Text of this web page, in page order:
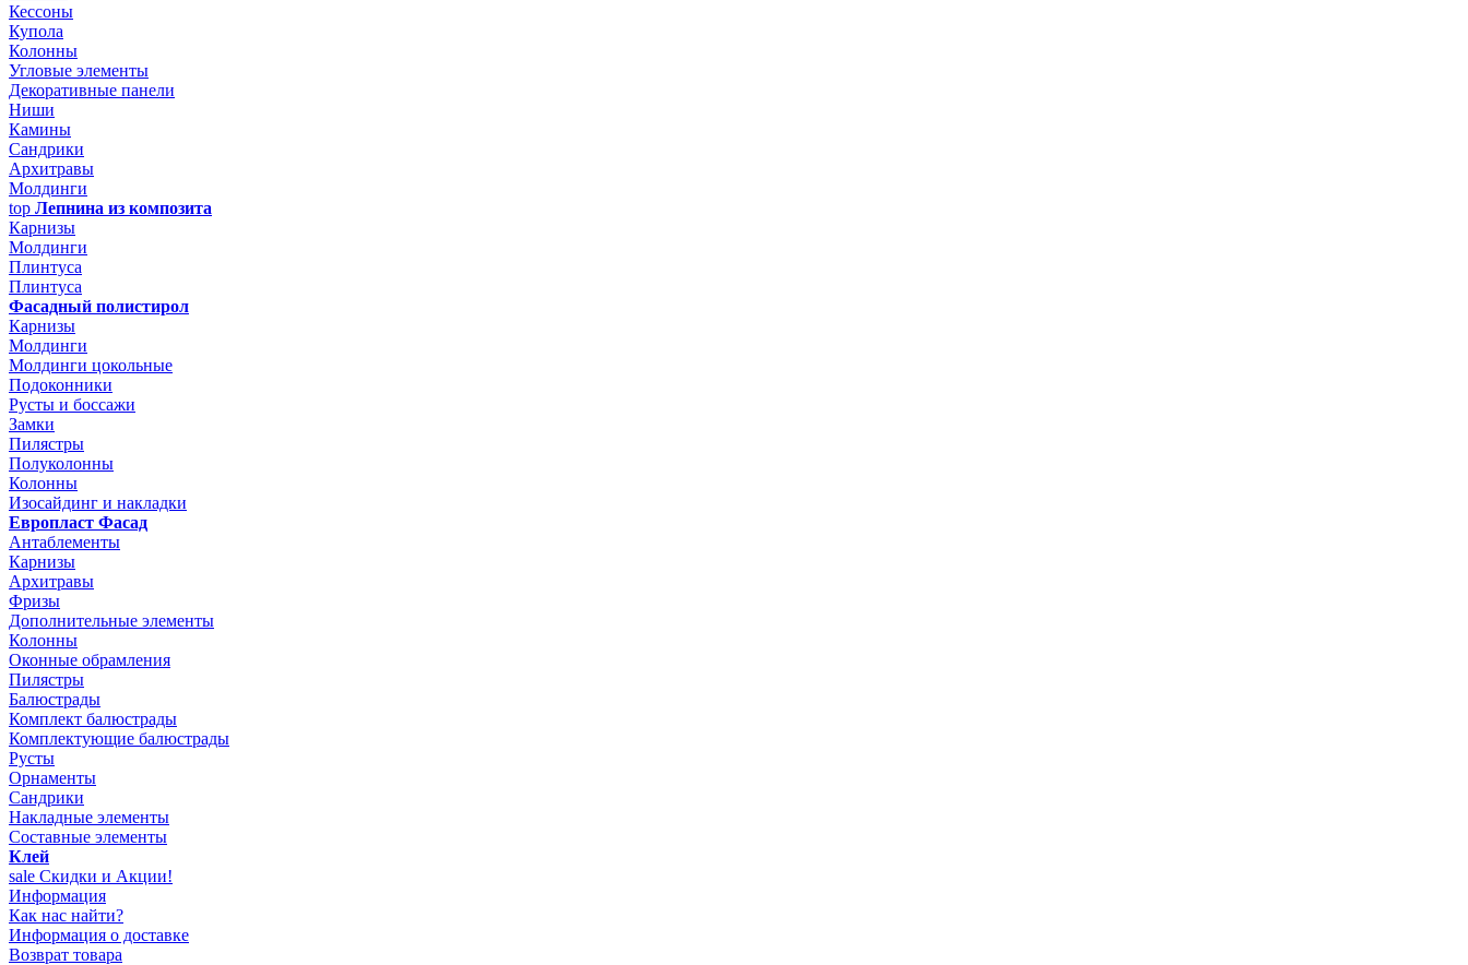
Кессоны
Купола
Колонны
Угловые элементы
Декоративные панели
Ниши
Камины
Сандрики
Архитравы
Молдинги
top Лепнина из композита
Карнизы
Молдинги
Плинтуса
Плинтуса
Фасадный полистирол
Карнизы
Молдинги
Молдинги цокольные
Подоконники
Русты и боссажи
Замки
Пилястры
Полуколонны
Колонны
Изосайдинг и накладки
Европласт Фасад
Антаблементы
Карнизы
Архитравы
Фризы
Дополнительные элементы
Колонны
Оконные обрамления
Пилястры
Балюстрады
Комплект балюстрады
Комплектующие балюстрады
Русты
Орнаменты
Сандрики
Накладные элементы
Составные элементы
Клей
sale Скидки и Акции!
Информация
Как нас найти?
Информация о доставке
Возврат товара